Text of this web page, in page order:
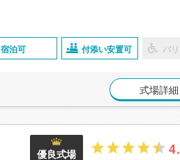
宿泊可 付添い安置可 バ
式場詳細
優良式場